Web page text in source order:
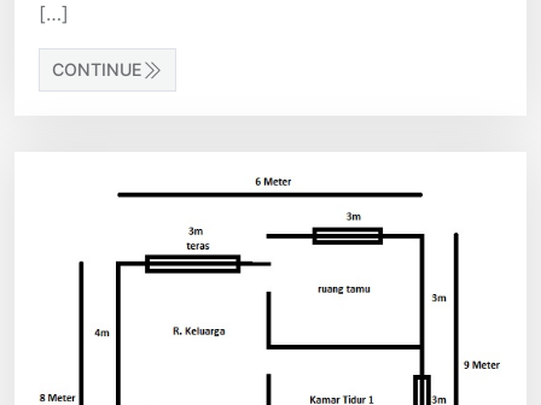
[…]
CONTINUE